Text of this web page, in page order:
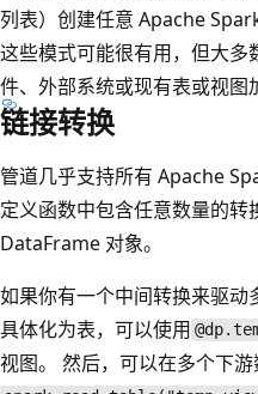
列表）创建任意 Apache
这些模式可能很有用，但大
件、外部系统或现有表或视图
链接转换
管道几乎支持所有 Apache
定义函数中包含任意数量的
DataFrame 对象。
如果你有一个中间转换来驱
具体化为表，可以使用
视图。 然后，可以在多个下